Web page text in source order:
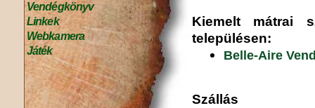
Vendégkönyv
Linkek
Webkamera
Játék
Kiemelt mátrai
településen:
Belle-Aire
Szállás